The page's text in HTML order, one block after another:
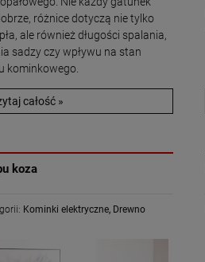
różnice dotyczą nie tylko
ale również długości spalania,
sadzy czy wpływu na stan
kominkowego.
całość »
koza
Kominki elektryczne, Drewno